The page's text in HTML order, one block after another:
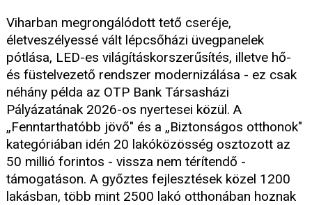
Viharban megrongálódott tető cseréje,
életveszélyessé vált lépcsőházi üvegpanelek
pótlása, LED-es világításkorszerűsítés, illetve hő-
és füstelvezető rendszer modernizálása - ez csak
néhány példa az OTP Bank Társasházi
Pályázatának 2026-os nyertesei közül. A
„Fenntarthatóbb jövő" és a „Biztonságos otthonok"
kategóriában idén 20 lakóközösség osztozott az
50 millió forintos - vissza nem térítendő -
támogatáson. A győztes fejlesztések közel 1200
lakásban, több mint 2500 lakó otthonában hoznak